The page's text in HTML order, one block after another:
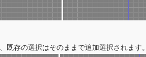
既存の選択はそのままで追加選択されます。